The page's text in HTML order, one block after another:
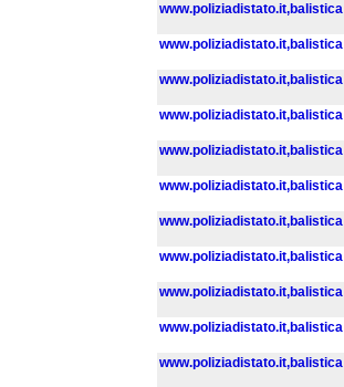
www.poliziadistato.it,balistica
www.poliziadistato.it,balistica
www.poliziadistato.it,balistica
www.poliziadistato.it,balistica
www.poliziadistato.it,balistica
www.poliziadistato.it,balistica
www.poliziadistato.it,balistica
www.poliziadistato.it,balistica
www.poliziadistato.it,balistica
www.poliziadistato.it,balistica
www.poliziadistato.it,balistica